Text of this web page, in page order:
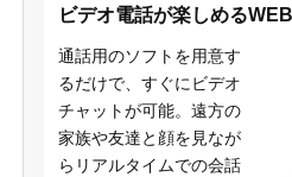
ビデオ電話が楽しめる
通話用のソフトを用意す
るだけで、すぐにビデオ
チャットが可能。遠方の
家族や友達と顔を見なが
らリアルタイムでの会話